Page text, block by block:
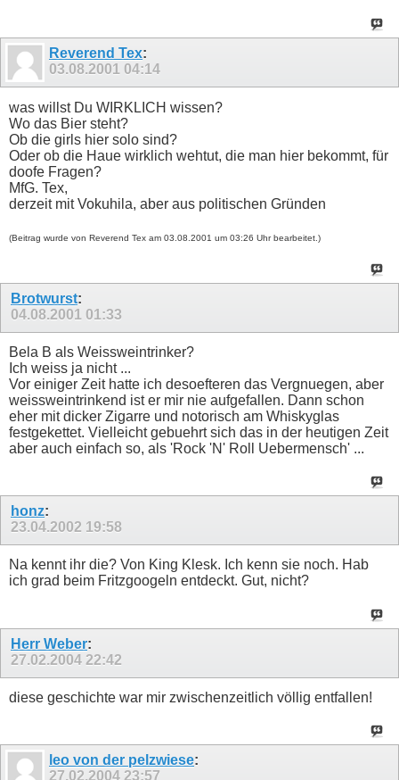
Reverend Tex:
03.08.2001 04:14
was willst Du WIRKLICH wissen?
Wo das Bier steht?
Ob die girls hier solo sind?
Oder ob die Haue wirklich wehtut, die man hier bekommt, für
doofe Fragen?
MfG. Tex,
derzeit mit Vokuhila, aber aus politischen Gründen
(Beitrag wurde von Reverend Tex am 03.08.2001 um 03:26 Uhr bearbeitet.)
Brotwurst:
04.08.2001 01:33
Bela B als Weissweintrinker?
Ich weiss ja nicht ...
Vor einiger Zeit hatte ich desoefteren das Vergnuegen, aber
weissweintrinkend ist er mir nie aufgefallen. Dann schon
eher mit dicker Zigarre und notorisch am Whiskyglas
festgekettet. Vielleicht gebuehrt sich das in der heutigen Zeit
aber auch einfach so, als 'Rock 'N' Roll Uebermensch' ...
honz:
23.04.2002 19:58
Na kennt ihr die? Von King Klesk. Ich kenn sie noch. Hab
ich grad beim Fritzgoogeln entdeckt. Gut, nicht?
Herr Weber:
27.02.2004 22:42
diese geschichte war mir zwischenzeitlich völlig entfallen!
leo von der pelzwiese:
27.02.2004 23:57